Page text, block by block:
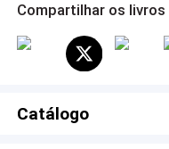
Compartilhar os livros
Catálogo